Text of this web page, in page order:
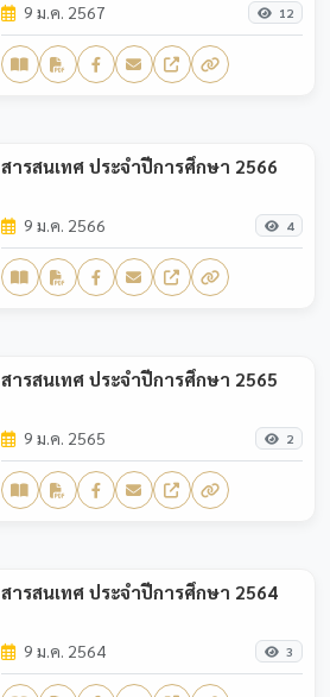
9 ม.ค. 2567 12
สารสนเทศ ประจำปีการศึกษา 2566
9 ม.ค. 2566 4
สารสนเทศ ประจำปีการศึกษา 2565
9 ม.ค. 2565 2
สารสนเทศ ประจำปีการศึกษา 2564
9 ม.ค. 2564 3